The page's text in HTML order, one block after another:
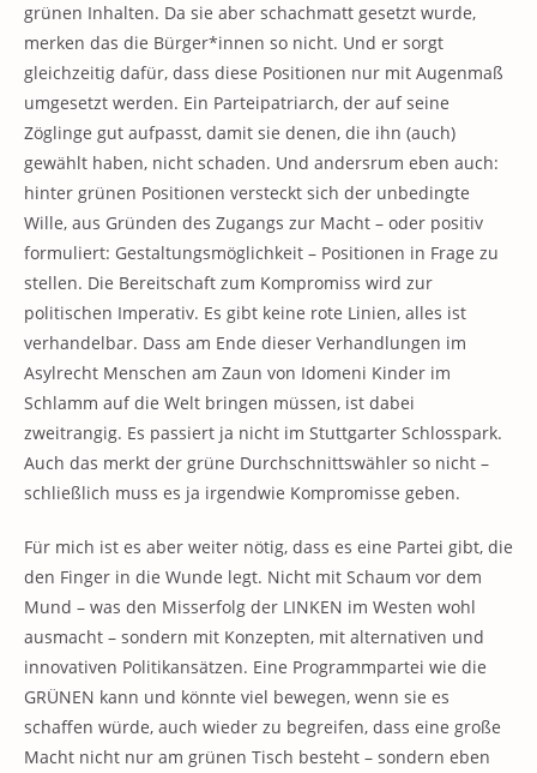
grünen Inhalten. Da sie aber schachmatt gesetzt wurde,
merken das die Bürger*innen so nicht. Und er sorgt
gleichzeitig dafür, dass diese Positionen nur mit Augenmaß
umgesetzt werden. Ein Parteipatriarch, der auf seine
Zöglinge gut aufpasst, damit sie denen, die ihn (auch)
gewählt haben, nicht schaden. Und andersrum eben auch:
hinter grünen Positionen versteckt sich der unbedingte
Wille, aus Gründen des Zugangs zur Macht – oder positiv
formuliert: Gestaltungsmöglichkeit – Positionen in Frage zu
stellen. Die Bereitschaft zum Kompromiss wird zur
politischen Imperativ. Es gibt keine rote Linien, alles ist
verhandelbar. Dass am Ende dieser Verhandlungen im
Asylrecht Menschen am Zaun von Idomeni Kinder im
Schlamm auf die Welt bringen müssen, ist dabei
zweitrangig. Es passiert ja nicht im Stuttgarter Schlosspark.
Auch das merkt der grüne Durchschnittswähler so nicht –
schließlich muss es ja irgendwie Kompromisse geben.
Für mich ist es aber weiter nötig, dass es eine Partei gibt, die
den Finger in die Wunde legt. Nicht mit Schaum vor dem
Mund – was den Misserfolg der LINKEN im Westen wohl
ausmacht – sondern mit Konzepten, mit alternativen und
innovativen Politikansätzen. Eine Programmpartei wie die
GRÜNEN kann und könnte viel bewegen, wenn sie es
schaffen würde, auch wieder zu begreifen, dass eine große
Macht nicht nur am grünen Tisch besteht – sondern eben